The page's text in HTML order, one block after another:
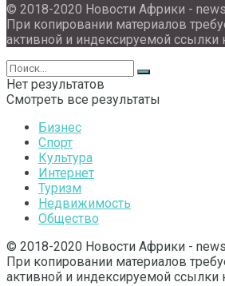
© 2018-2020 Новости Африки -
При копировании материалов
активной и индексируемой ссылки
Нет результатов
Смотреть все результаты
Бизнес
Спорт
Культура
Интернет
Туризм
Недвижимость
Общество
© 2018-2020 Новости Африки -
При копировании материалов
активной и индексируемой ссылки